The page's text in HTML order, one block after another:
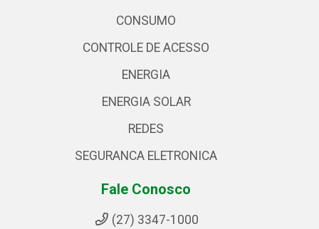
CONSUMO
CONTROLE DE ACESSO
ENERGIA
ENERGIA SOLAR
REDES
SEGURANCA ELETRONICA
Fale Conosco
(27) 3347-1000